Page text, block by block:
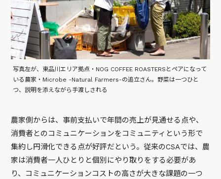
写真左が、東品川エリア拠点・NOG COFFEE ROASTERSとペアになって
いる農家・Microbe -Natural Farmers-の追立さん。野菜は一つひと
つ、説明を添えながら手渡しされる
農家側からは、事前支払いで年間の売上が見通せる点や、
消費者とのコミュニケーションをコミュニティという形で
集約し円滑化できる点が好評だという。従来のCSAでは、農
家は消費者一人ひとりと個別にやり取りをする必要があ
り、コミュニケーションコストの高さが大きな課題の一つ